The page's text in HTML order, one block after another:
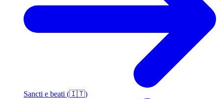
Sancti e beati (🇮🇹)